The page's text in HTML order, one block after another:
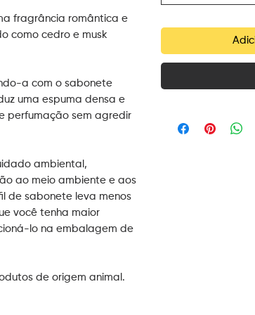
fragrância romântica e
como cedro e musk
a com o sabonete
uma espuma densa e
perfumação sem agredir
ambiental,
ao meio ambiente e aos
de sabonete leva menos
você tenha maior
lo na embalagem de
de origem animal.